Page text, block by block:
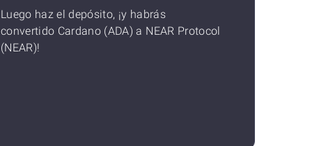
Luego haz el depósito, ¡y habrás
convertido Cardano (ADA) a NEAR Protocol
(NEAR)!